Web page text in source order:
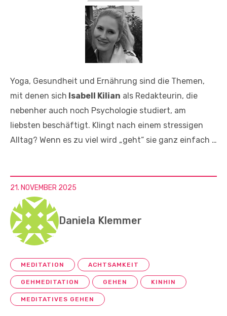
Yoga, Gesundheit und Ernährung sind die Themen,
mit denen sich Isabell Kilian als Redakteurin, die
nebenher auch noch Psychologie studiert, am
liebsten beschäftigt. Klingt nach einem stressigen
Alltag? Wenn es zu viel wird „geht“ sie ganz einfach …
21. NOVEMBER 2025
Daniela Klemmer
MEDITATION ACHTSAMKEIT
GEHMEDITATION GEHEN KINHIN
MEDITATIVES GEHEN